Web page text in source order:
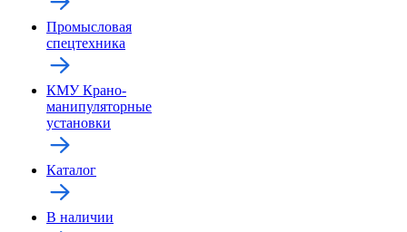
Промысловая
спецтехника
КМУ Крано-
манипуляторные
установки
Каталог
В наличии